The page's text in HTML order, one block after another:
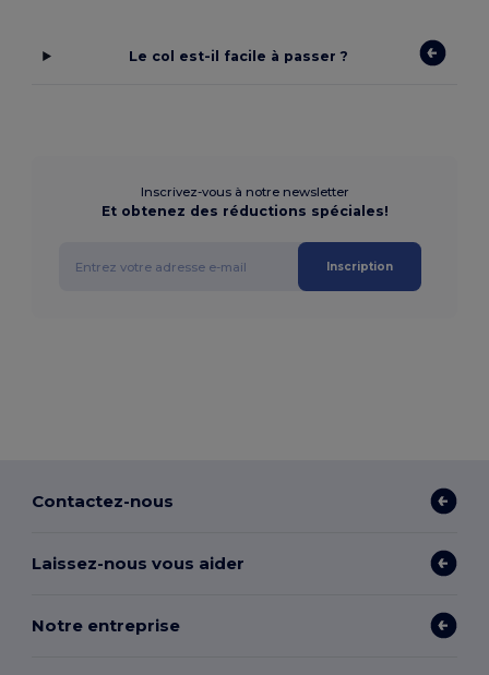
Le col est-il facile à passer ?
Inscrivez-vous à notre newsletter
Et obtenez des réductions spéciales!
Inscription
Contactez-nous
Laissez-nous vous aider
Notre entreprise